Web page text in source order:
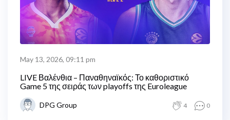
May 13, 2026, 09:11 pm
LIVE Βαλένθια – Παναθηναϊκός: Το καθοριστικό
Game 5 της σειράς των playoffs της Euroleague
DPG Group 4 0